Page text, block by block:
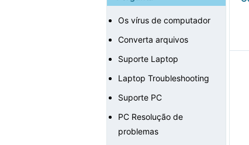
Os vírus de computador
Converta arquivos
Suporte Laptop
Laptop Troubleshooting
Suporte PC
PC Resolução de
problemas